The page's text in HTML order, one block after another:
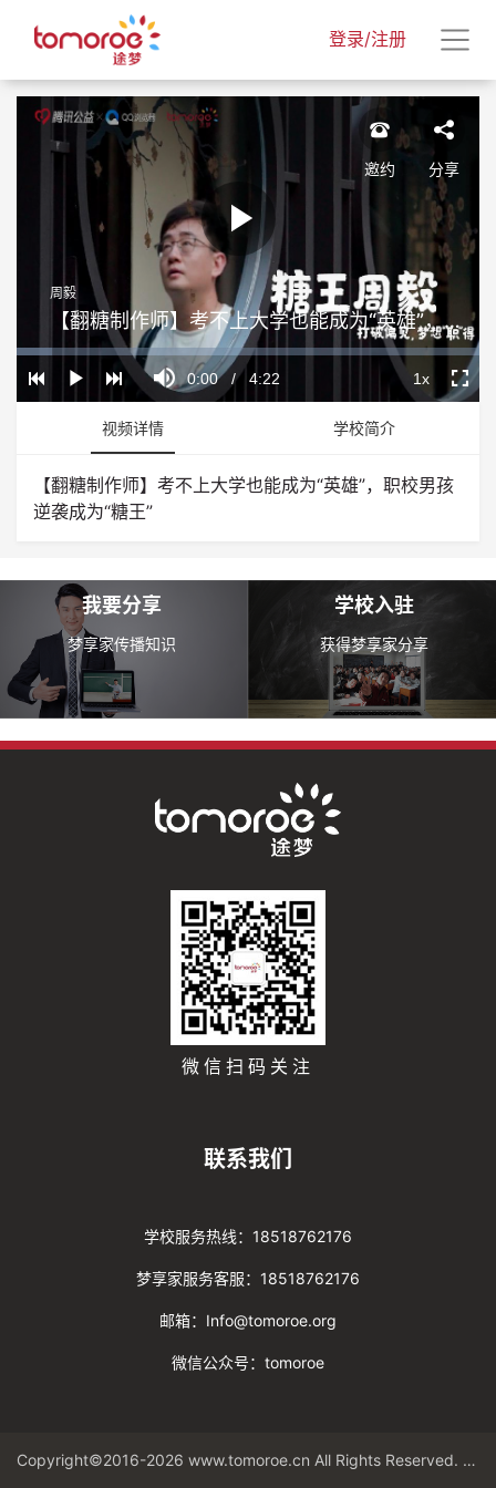
登录/注册
Play
Video
Play
Mute
Current
0:00 / Duration
4:22
Loaded:
0%
Progress:
0%
Playback
Rate
1x
周毅
【翻糖制作师】考不上大学也能成为“英雄”，职校男孩逆袭成为“糖王”
邀约 分享
视频详情 学校简介
【翻糖制作师】考不上大学也能成为“英雄”，职校男孩
逆袭成为“糖王”
我要分享
梦享家传播知识
学校入驻
获得梦享家分享
微信扫码关注
联系我们
学校服务热线：18518762176
梦享家服务客服：18518762176
邮箱：Info@tomoroe.org
微信公众号：tomoroe
Copyright©2016-2026 www.tomoroe.cn All Rights Reserved. 途梦 版权所有